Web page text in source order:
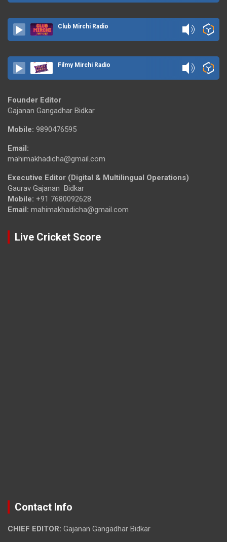
Club Mirchi Radio
Filmy Mirchi Radio
Founder Editor
Gajanan Gangadhar Bidkar
Mobile: 9890476595
Email:
mahimakhadicha@gmail.com
Executive Editor (Digital & Multilingual Operations)
Gaurav Gajanan Bidkar
Mobile: +91 7680092628
Email: mahimakhadicha@gmail.com
Live Cricket Score
Contact Info
CHIEF EDITOR: Gajanan Gangadhar Bidkar